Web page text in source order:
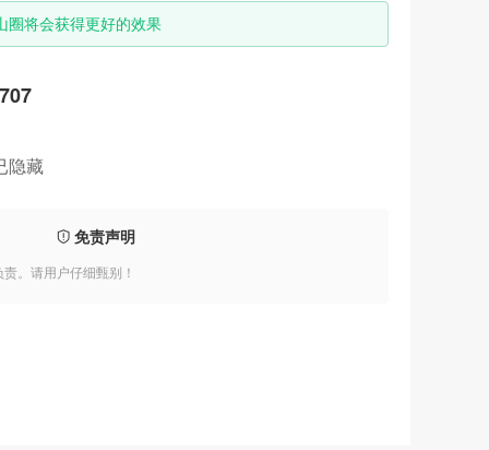
圈将会获得更好的效果
隐藏
免责声明
。请用户仔细甄别！